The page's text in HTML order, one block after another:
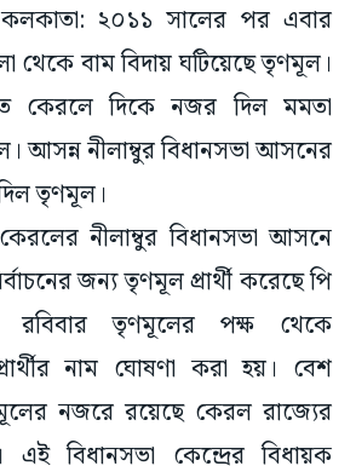
কলকাতা: ২০১১ সালের পর এবার
থেকে বাম বিদায় ঘটিয়েছে তৃণমূল।
কেরলে দিকে নজর দিল মমতা
আসন্ন নীলাম্বুর বিধানসভা আসনের
দিল তৃণমূল।
নীলাম্বুর বিধানসভা আসনে
জন্য তৃণমূল প্রার্থী করেছে পি
তৃণমূলের পক্ষ থেকে
নাম ঘোষণা করা হয়। বেশ
নজরে রয়েছে কেরল রাজ্যের
এই বিধানসভা কেন্দ্রের বিধায়ক